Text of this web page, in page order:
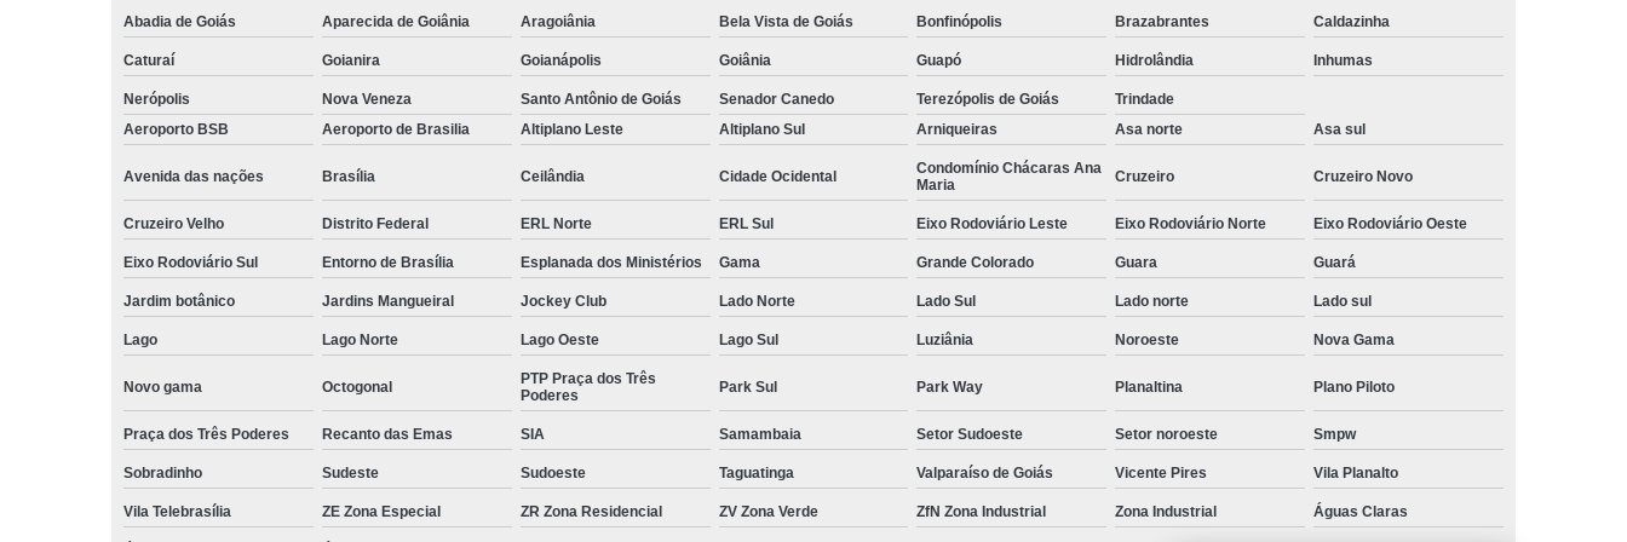
Gerenciamento de Obras em Goiânia
Gerenciamento de Projetos e Obras
Gerenciamento e Execução de Obras
Gerenciamento e Fiscalização de Obras
Gerenciamento e Implementação de Obras
Gerenciamento e Planejamento de Obras
Gerenciamento Obras Comerciais
Planejamento e Gerenciamento de Obras
Empresa de Gestão de Obras
Gestão de Obras e Projetos
Gestão de Obras em Brasília
Gestão de Obras em Goiânia
Gestão de Obras na Construção Civil
Gestão de Obras Profissional
Gestão de Projetos em Obras Civis
Gestão e Gerenciamento de Obras
Gestão em Obras
Serviço de Gestão de Obras
Neuroarquitetura
Neuroarquitetura Comercial
Neuroarquitetura Corporativa
Neuroarquitetura em Brasília
Neuroarquitetura em Goiânia
Neuroarquitetura em Hospitais
Neuroarquitetura Empresarial
Neuroarquitetura Iluminação
Neuroarquitetura no Ambiente Corporativo
Neuroarquitetura no Ambiente de Trabalho
Abadia de Goiás Aparecida de Goiânia Aragoiânia Bela Vista de Goiás Bonfinópolis Brazabrantes Caldazinha
Caturaí Goianira Goianápolis Goiânia Guapó Hidrolândia Inhumas
Nerópolis Nova Veneza Santo Antônio de Goiás Senador Canedo Terezópolis de Goiás
Trindade
Aeroporto BSB
Aeroporto de Brasilia Altiplano Leste Altiplano Sul Arniqueiras Asa norte Asa sul
Avenida das nações Brasília Ceilândia Cidade Ocidental
Condomínio Chácaras Ana
Maria
Cruzeiro Cruzeiro Novo
Cruzeiro Velho Distrito Federal ERL Norte ERL Sul Eixo Rodoviário Leste Eixo Rodoviário Norte Eixo Rodoviário Oeste
Eixo Rodoviário Sul Entorno de Brasília Esplanada dos Ministérios Gama Grande Colorado Guara Guará
Jardim botânico Jardins Mangueiral Jockey Club Lado Norte Lado Sul Lado norte Lado sul
Lago Lago Norte Lago Oeste Lago Sul Luziânia Noroeste Nova Gama
Novo gama Octogonal
PTP Praça dos Três
Poderes
Park Sul Park Way Planaltina Plano Piloto
Praça dos Três Poderes Recanto das Emas SIA Samambaia Setor Sudoeste Setor noroeste Smpw
Sobradinho Sudeste Sudoeste Taguatinga Valparaíso de Goiás Vicente Pires Vila Planalto
Vila Telebrasília ZE Zona Especial ZR Zona Residencial ZV Zona Verde ZfN Zona Industrial Zona Industrial Águas Claras